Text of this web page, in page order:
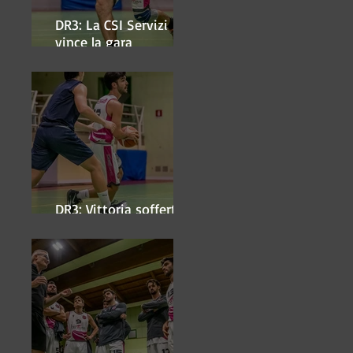
DR3: La CSI Servizi
vince la gara
DR3: Vittoria sofferta a